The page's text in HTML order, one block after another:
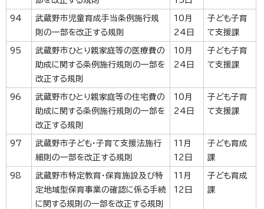
94
武蔵野市児童育成手当条例施行規
則の一部を改正する規則
10月
24日
子ども子育
て支援課
95
武蔵野市ひとり親家庭等の医療費の
助成に関する条例施行規則の一部を
改正する規則
10月
24日
子ども子育
て支援課
96
武蔵野市ひとり親家庭等の住宅費の
助成に関する条例施行規則の一部を
改正する規則
10月
24日
子ども子育
て支援課
97
武蔵野市子ども・子育て支援法施行
細則の一部を改正する規則
11月
12日
子ども育成
課
98
武蔵野市特定教育・保育施設及び特
定地域型保育事業の確認に係る手続
に関する規則の一部を改正する規則
11月
12日
子ども育成
課